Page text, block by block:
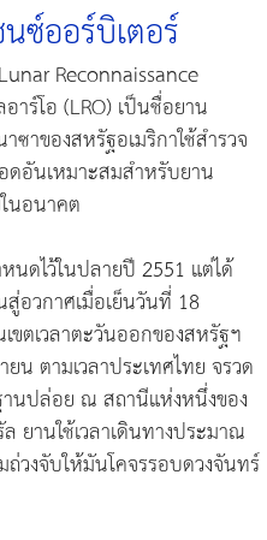
ซ์ออร์บิเตอร์
Reconnaissance
าร์โอ (LRO) เป็นชื่อยาน
าของสหรัฐอเมริกาใช้สำรวจ
ดอันเหมาะสมสำหรับยาน
นอนาคต
นดไว้ในปลายปี 2551 แต่ได้
อวกาศเมื่อเย็นวันที่ 18
ขตเวลาตะวันออกของสหรัฐฯ
น ตามเวลาประเทศไทย จรวด
นปล่อย ณ สถานีแห่งหนึ่งของ
ยานใช้เวลาเดินทางประมาณ
ถ่วงจับให้มันโคจรรอบดวงจันทร์